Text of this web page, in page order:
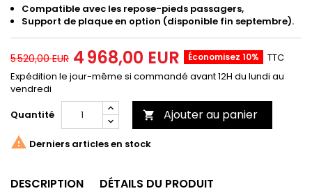
Compatible avec les repose-pieds passagers,
Support de plaque en option (disponible fin septembre).
5 520,00 EUR 4 968,00 EUR Économisez 10%
TTC
Expédition le jour-même si commandé avant 12H du lundi au
vendredi
Quantité
 Ajouter au panier
 Derniers articles en stock
DESCRIPTION DÉTAILS DU PRODUIT